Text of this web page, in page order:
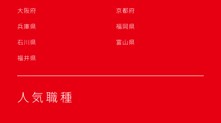
大阪府
京都府
兵庫県
福岡県
石川県
富山県
福井県
人気職種